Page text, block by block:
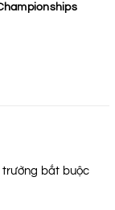
bắt buộc